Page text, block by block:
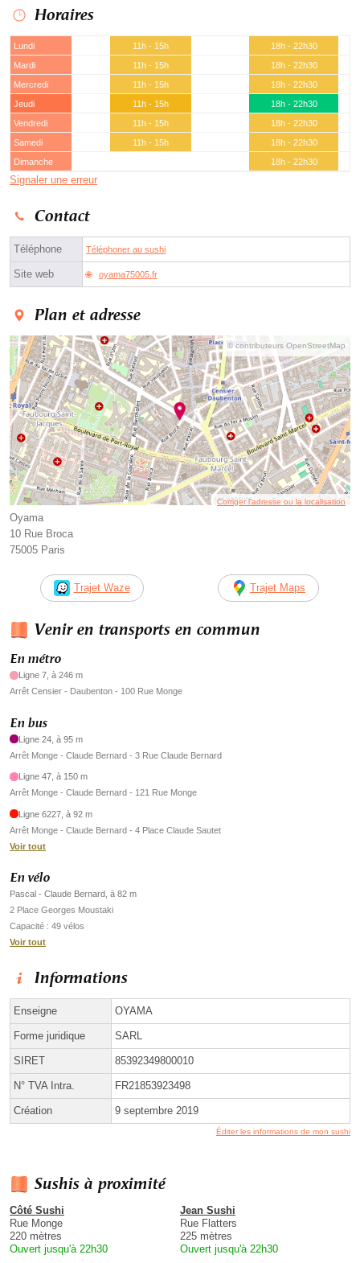
Horaires
Lundi 11h - 15h
18h - 22h30
Mardi
11h - 15h
18h - 22h30
Mercredi
11h - 15h
18h - 22h30
Jeudi
11h - 15h
18h - 22h30
Vendredi
11h - 15h
18h - 22h30
Samedi
11h - 15h
18h - 22h30
Dimanche
18h - 22h30
Signaler une erreur
Contact
Téléphone Téléphoner au sushi
Site web oyama75005.fr
Plan et adresse
© contributeurs OpenStreetMap
Corriger l’adresse ou la localisation
Oyama
10 Rue Broca
75005 Paris
Trajet Waze Trajet Maps
Venir en transports en commun
En métro
Ligne 7, à 246 m
Arrêt Censier - Daubenton - 100 Rue Monge
En bus
Ligne 24, à 95 m
Arrêt Monge - Claude Bernard - 3 Rue Claude Bernard
Ligne 47, à 150 m
Arrêt Monge - Claude Bernard - 121 Rue Monge
Ligne 6227, à 92 m
Arrêt Monge - Claude Bernard - 4 Place Claude Sautet
Voir tout
En vélo
Pascal - Claude Bernard, à 82 m
2 Place Georges Moustaki
Capacité : 49 vélos
Voir tout
Informations
Enseigne OYAMA
Forme juridique SARL
SIRET 85392349800010
N° TVA Intra. FR21853923498
Création 9 septembre 2019
Éditer les informations de mon sushi
Sushis à proximité
Côté Sushi
Rue Monge
220 mètres
Ouvert jusqu'à 22h30
Jean Sushi
Rue Flatters
225 mètres
Ouvert jusqu'à 22h30